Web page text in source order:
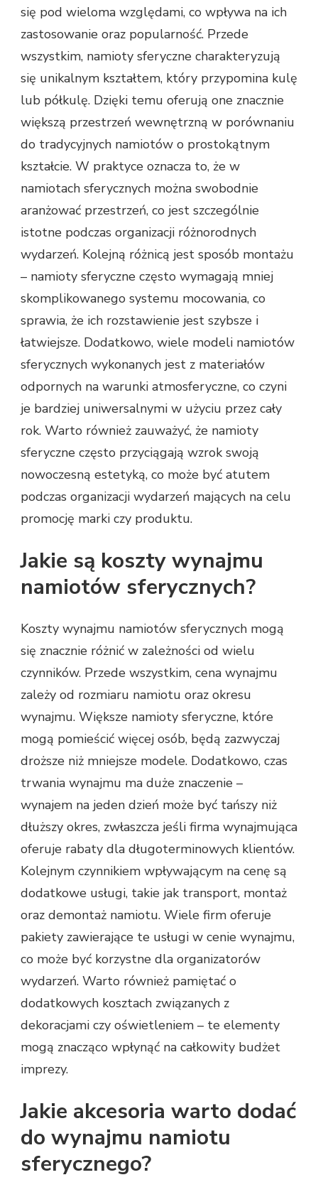
się pod wieloma względami, co wpływa na ich
zastosowanie oraz popularność. Przede
wszystkim, namioty sferyczne charakteryzują
się unikalnym kształtem, który przypomina kulę
lub półkulę. Dzięki temu oferują one znacznie
większą przestrzeń wewnętrzną w porównaniu
do tradycyjnych namiotów o prostokątnym
kształcie. W praktyce oznacza to, że w
namiotach sferycznych można swobodnie
aranżować przestrzeń, co jest szczególnie
istotne podczas organizacji różnorodnych
wydarzeń. Kolejną różnicą jest sposób montażu
– namioty sferyczne często wymagają mniej
skomplikowanego systemu mocowania, co
sprawia, że ich rozstawienie jest szybsze i
łatwiejsze. Dodatkowo, wiele modeli namiotów
sferycznych wykonanych jest z materiałów
odpornych na warunki atmosferyczne, co czyni
je bardziej uniwersalnymi w użyciu przez cały
rok. Warto również zauważyć, że namioty
sferyczne często przyciągają wzrok swoją
nowoczesną estetyką, co może być atutem
podczas organizacji wydarzeń mających na celu
promocję marki czy produktu.
Jakie są koszty wynajmu
namiotów sferycznych?
Koszty wynajmu namiotów sferycznych mogą
się znacznie różnić w zależności od wielu
czynników. Przede wszystkim, cena wynajmu
zależy od rozmiaru namiotu oraz okresu
wynajmu. Większe namioty sferyczne, które
mogą pomieścić więcej osób, będą zazwyczaj
droższe niż mniejsze modele. Dodatkowo, czas
trwania wynajmu ma duże znaczenie –
wynajem na jeden dzień może być tańszy niż
dłuższy okres, zwłaszcza jeśli firma wynajmująca
oferuje rabaty dla długoterminowych klientów.
Kolejnym czynnikiem wpływającym na cenę są
dodatkowe usługi, takie jak transport, montaż
oraz demontaż namiotu. Wiele firm oferuje
pakiety zawierające te usługi w cenie wynajmu,
co może być korzystne dla organizatorów
wydarzeń. Warto również pamiętać o
dodatkowych kosztach związanych z
dekoracjami czy oświetleniem – te elementy
mogą znacząco wpłynąć na całkowity budżet
imprezy.
Jakie akcesoria warto dodać
do wynajmu namiotu
sferycznego?